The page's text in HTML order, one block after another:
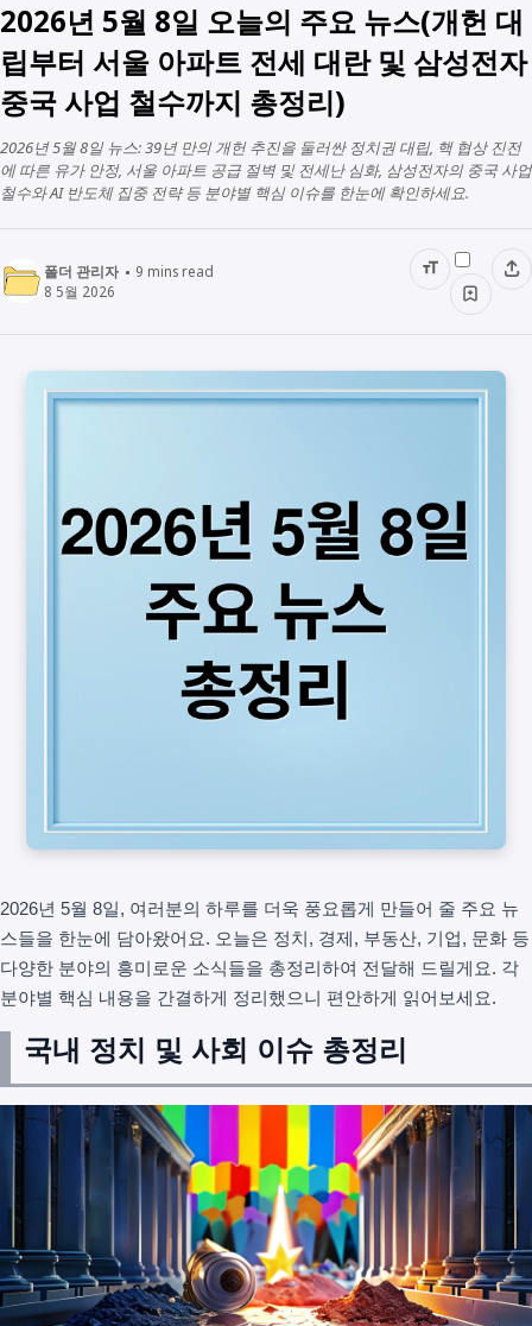
2026년 5월 8일 오늘의 주요 뉴스(개헌 대
립부터 서울 아파트 전세 대란 및 삼성전자
중국 사업 철수까지 총정리)
2026년 5월 8일 뉴스: 39년 만의 개헌 추진을 둘러싼 정치권 대립, 핵 협상 진전
에 따른 유가 안정, 서울 아파트 공급 절벽 및 전세난 심화, 삼성전자의 중국 사업
철수와 AI 반도체 집중 전략 등 분야별 핵심 이슈를 한눈에 확인하세요.
폴더 관리자 9 mins read
8 5월 2026
2026년 5월 8일, 여러분의 하루를 더욱 풍요롭게 만들어 줄 주요 뉴
스들을 한눈에 담아왔어요. 오늘은 정치, 경제, 부동산, 기업, 문화 등
다양한 분야의 흥미로운 소식들을 총정리하여 전달해 드릴게요. 각
분야별 핵심 내용을 간결하게 정리했으니 편안하게 읽어보세요.
국내 정치 및 사회 이슈 총정리